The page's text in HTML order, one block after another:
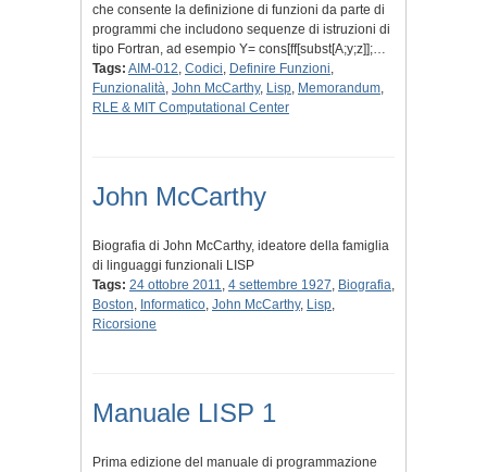
che consente la definizione di funzioni da parte di
programmi che includono sequenze di istruzioni di
tipo Fortran, ad esempio Y= cons[ff[subst[A;y;z]];…
Tags: AIM-012, Codici, Definire Funzioni,
Funzionalità, John McCarthy, Lisp, Memorandum,
RLE & MIT Computational Center
John McCarthy
Biografia di John McCarthy, ideatore della famiglia
di linguaggi funzionali LISP
Tags: 24 ottobre 2011, 4 settembre 1927, Biografia,
Boston, Informatico, John McCarthy, Lisp,
Ricorsione
Manuale LISP 1
Prima edizione del manuale di programmazione